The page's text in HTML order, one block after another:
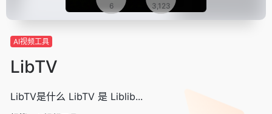
6 3,123
AI视频工具
LibTV
LibTV是什么 LibTV 是 Liblib...